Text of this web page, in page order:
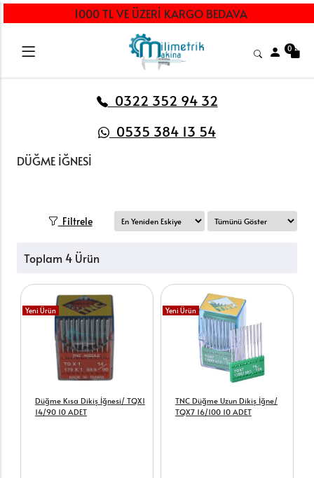
1000 TL VE ÜZERİ KARGO BEDAVA
0
0322 352 94 32
0535 384 13 54
DÜĞME İĞNESİ
Filtrele
Toplam 4 Ürün
Yeni Ürün
Düğme Kısa Dikiş İğnesi/ TQX1
14/90 10 ADET
Yeni Ürün
TNC Düğme Uzun Dikiş İğne/
TQX7 16/100 10 ADET